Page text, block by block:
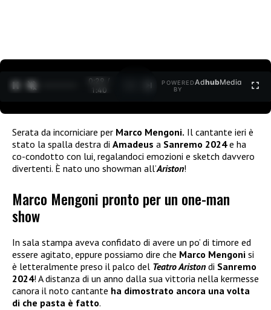
0:30 /
1:40
POWERED
BY
AdhubMedia
Serata da incorniciare per Marco Mengoni. Il cantante ieri è
stato la spalla destra di Amadeus a Sanremo 2024e ha
co-condotto con lui, regalandoci emozioni e sketch davvero
divertenti. È nato uno showman all’Ariston!
Marco Mengoni pronto per un one-man
show
In sala stampa aveva confidato di avere un po’ di timore ed
essere agitato, eppure possiamo dire che Marco Mengoni si
è letteralmente preso il palco del Teatro Ariston di Sanremo
2024! A distanza di un anno dalla sua vittoria nella kermesse
canora il noto cantante ha dimostrato ancora una volta
di che pasta è fatto.